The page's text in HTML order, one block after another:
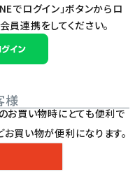
でログイン」ボタンからロ
員連携をしてください。
様
お買い物時にとても便利で
買い物が便利になります。